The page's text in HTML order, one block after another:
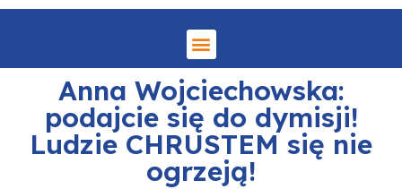
Anna Wojciechowska:
podajcie się do dymisji!
Ludzie CHRUSTEM się nie
ogrzeją!